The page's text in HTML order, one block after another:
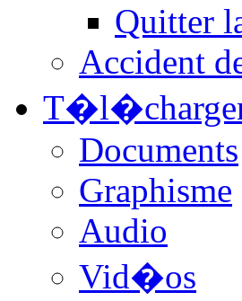
Quitter
Accident
Documents
Graphisme
Audio
Vid�os